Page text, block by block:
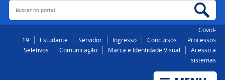
Buscar no portal
Covid-
19
Estudante Servidor Ingresso Concursos
Processos
Seletivos
Comunicação Marca e Identidade Visual
Acesso a
sistemas